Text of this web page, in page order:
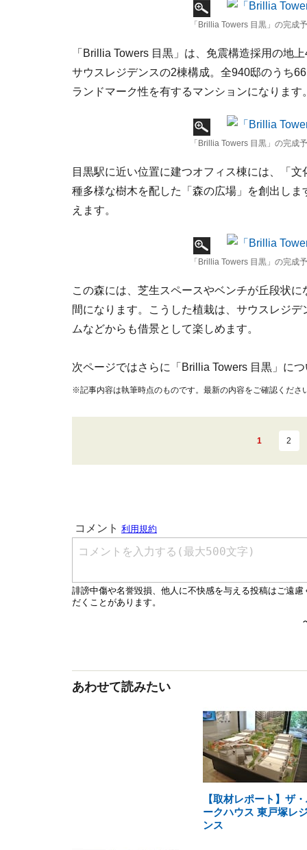
「Brillia Towers 目黒」の完成
「Brillia Towers 目黒」は、免震構造採用の地
サウスレジデンスの2棟構成。全940邸のうち
ランドマーク性を有するマンションになります
「Brillia Towers 目黒」の完成
目黒駅に近い位置に建つオフィス棟には、「
種多様な樹木を配した「森の広場」を創出し
えます。
「Brillia Towers 目黒」の完成
この森には、芝生スペースやベンチが丘段状
間になります。こうした植栽は、サウスレジ
ムなどからも借景として楽しめます。
次ページではさらに「Brillia Towers 目黒」に
※記事内容は執筆時点のものです。最新の内容をご確認くださ
1 2
あわせて読みたい
【取材レポート】ザ
ークハウス 東戸塚レ
ンス